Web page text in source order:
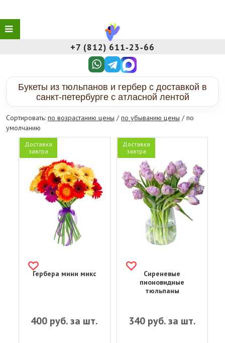
+7 (812) 611‑23‑66
Букеты из тюльпанов и гербер с доставкой в
санкт-петербурге с атласной лентой
Сортировать: по возрастанию цены /по убыванию цены / по
умолчанию
Доставка
завтра
Гербера мини микс
400 руб. за шт.
Доставка
завтра
Сиреневые
пионовидные
тюльпаны
340руб. за шт.